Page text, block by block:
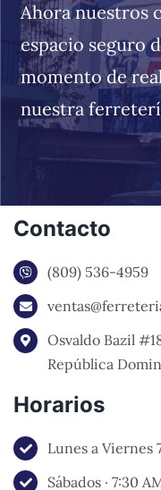
Ahora nuestros
espacio seguro
momento de
nuestra
Contacto
(809) 536-4959
Osvaldo Bazil
República
Horarios
Lunes a Viernes
Sábados · 7:30